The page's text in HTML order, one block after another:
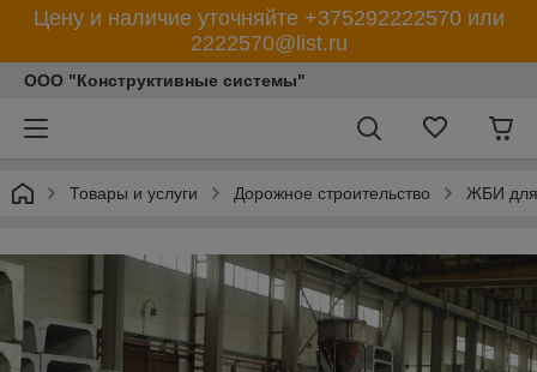
Цену и наличие уточняйте +375292222570 или
2222570@list.ru
ООО "Конструктивные системы"
Товары и услуги Дорожное строительство ЖБИ для